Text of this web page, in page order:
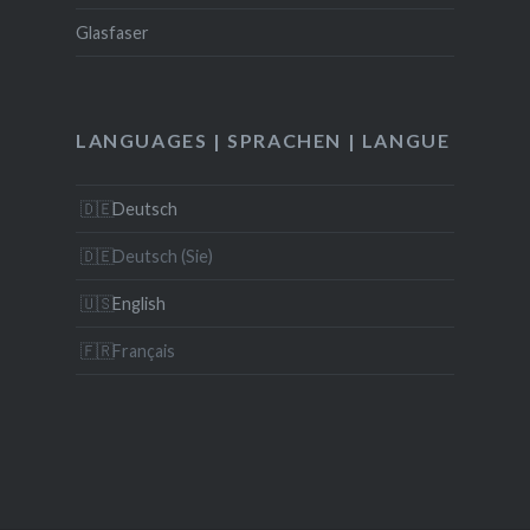
Glasfaser
LANGUAGES | SPRACHEN | LANGUE
Deutsch
Deutsch (Sie)
English
Français